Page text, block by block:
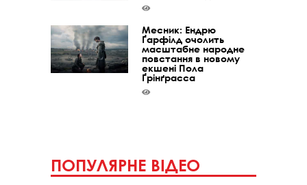
Месник: Ендрю
Ґарфілд очолить
масштабне народне
повстання в новому
екшені Пола
Ґрінґрасса
ПОПУЛЯРНЕ ВІДЕО